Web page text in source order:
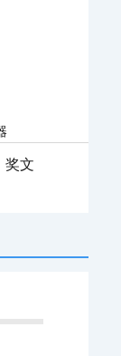
奖文